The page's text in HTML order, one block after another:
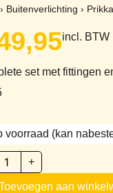
Buitenverlichting ›
incl. BTW
set met fittingen
voorraad (kan
+
aan